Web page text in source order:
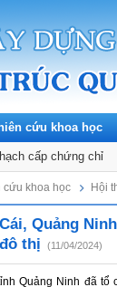
cứu khoa học
chuẩn & Thiết kế
cấp chứng chỉ
cứu khoa học Hội
Quảng
thị
(11/04/2024)
Quảng Ninh đã